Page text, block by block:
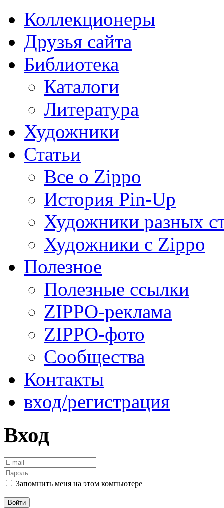
Коллекционеры
Друзья сайта
Библиотека
Каталоги
Литература
Художники
Статьи
Все о Zippo
История Pin-Up
Художники разных
Художники с Zippo
Полезное
Полезные ссылки
ZIPPO-реклама
ZIPPO-фото
Сообщества
Контакты
вход/регистрация
Вход
Запомнить меня на этом компьютере